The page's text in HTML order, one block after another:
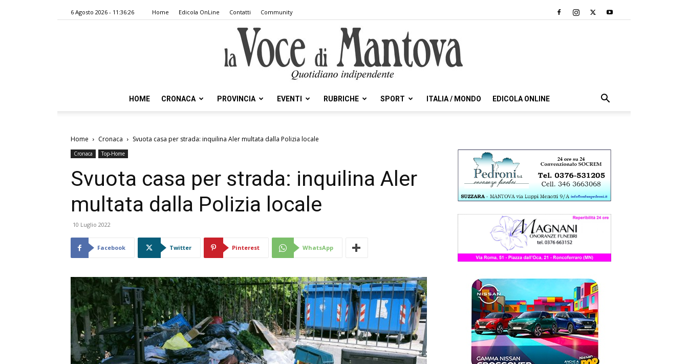
6 Agosto 2026 - 11:36:26 Home Edicola OnLine Contatti Community
Voce
Mantova
HOME CRONACA PROVINCIA EVENTI RUBRICHE SPORT ITALIA / MONDO EDICOLA ONLINE
Home Cronaca Svuota casa per strada: inquilina Aler multata dalla Polizia locale
Cronaca Top-Home
Svuota casa per strada: inquilina Aler
multata dalla Polizia locale
10 Luglio 2022
Facebook Twitter Pinterest WhatsApp